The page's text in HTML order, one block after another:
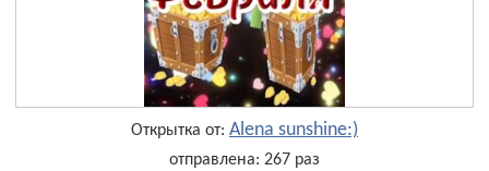
Открытка от: Alena sunshine:)
отправлена: 267 раз